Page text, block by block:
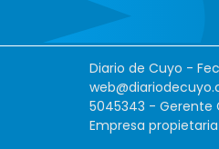
Diario de Cuyo -
5045343 - Gerente
Empresa propietaria